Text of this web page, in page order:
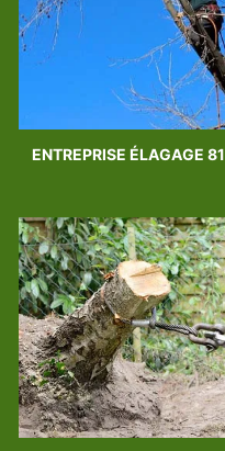
ENTREPRISE ÉLAGAGE 81